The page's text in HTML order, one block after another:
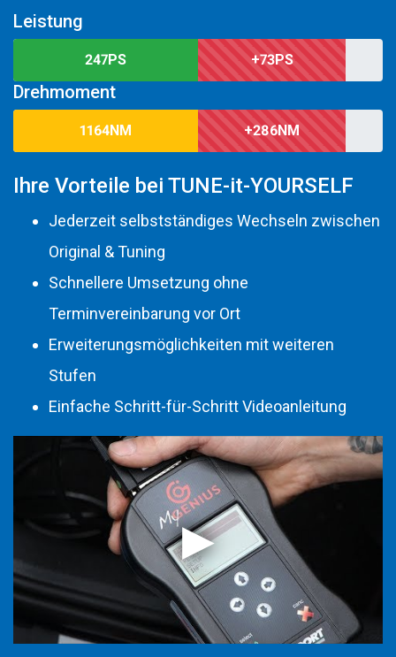
Leistung
247PS +73PS
Drehmoment
1164NM +286NM
Ihre Vorteile bei TUNE-it-YOURSELF
Jederzeit selbstständiges Wechseln zwischen
Original & Tuning
Schnellere Umsetzung ohne
Terminvereinbarung vor Ort
Erweiterungsmöglichkeiten mit weiteren
Stufen
Einfache Schritt-für-Schritt Videoanleitung